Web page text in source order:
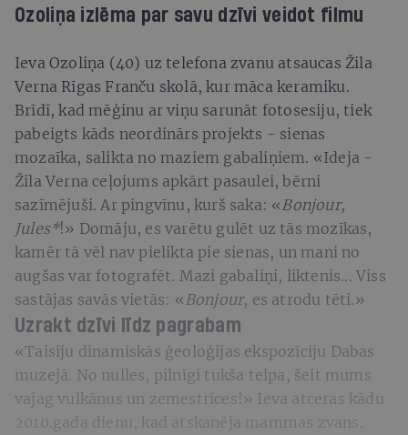
Ozoliņa izlēma par savu dzīvi veidot filmu
Ieva Ozoliņa (40) uz telefona zvanu atsaucas Žila
Verna Rīgas Franču skolā, kur māca keramiku.
Brīdī, kad mēģinu ar viņu sarunāt fotosesiju, tiek
pabeigts kāds neordinārs projekts - sienas
mozaīka, salikta no maziem gabaliņiem. «Ideja -
Žila Verna ceļojums apkārt pasaulei, bērni
sazīmējuši. Ar pingvīnu, kurš saka: « Bonjour,
Jules*!» Domāju, es varētu gulēt uz tās mozīkas,
kamēr tā vēl nav pielikta pie sienas, un mani no
augšas var fotografēt. Mazi gabaliņi, liktenis... Viss
sastājas savās vietās: « Bonjour, es atrodu tēti.»
Uzrakt dzīvi līdz pagrabam
«Taisīju dinamiskās ģeoloģijas ekspozīciju Dabas
muzejā. No nulles, pilnīgi tukša telpa, šeit mums
vajag vulkānus un zemestrīces!» Ieva atceras kādu
2010.gada dienu, kad atskanēja mammas zvans.